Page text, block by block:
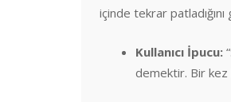
içinde tekrar
Kullanıcı İpucu:
demektir. Bir kez